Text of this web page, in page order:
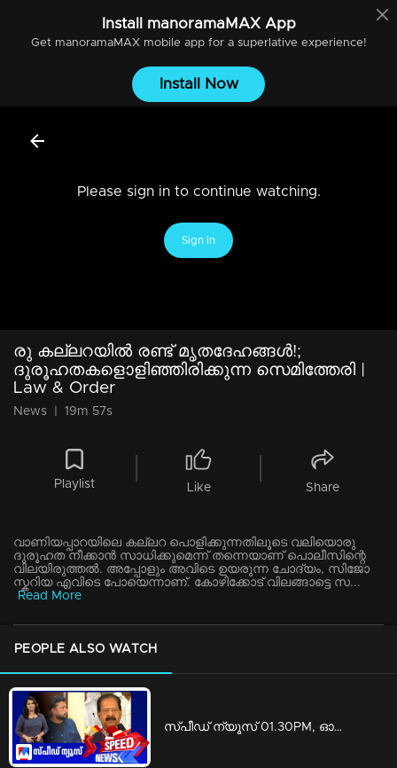
Install manoramaMAXApp
Get manoramaMAXmobile app for a superlative experience!
Install Now
Please sign in to continue watching.
Sign In
രു കല്ലറയില്‍ രണ്ട് മൃതദേഹങ്ങള്‍!;
ദുരൂഹതകളൊളി​ഞ്ഞിരിക്കുന്ന സെമിത്തേരി |
Law & Order
News 19m 57s
Playlist Like Share
വാണിയപ്പാറയിലെ കല്ലറ പൊളിക്കുന്നതിലൂടെ വലിയൊരു
ദുരൂഹത നീക്കാന്‍ സാധിക്കുമെന്ന് തന്നെയാണ് പൊലീസിന്റെ
വിലയിരുത്തല്‍. അപ്പോളും അവിടെ ഉയരുന്ന ചോദ്യം, സിജോ
സ്കറിയ എവിടെ പോയെന്നാണ്. കോഴിക്കോട് വിലങ്ങാട്ടെ സ...
Read More
PEOPLE ALSO WATCH
സ്‌പീഡ് ന്യൂസ് 01.30PM, ഓഗസ്റ്റ് 09, 2026 | Speed News